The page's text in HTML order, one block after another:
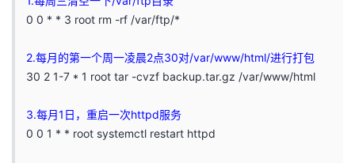
0 0 * * 3 root rm -rf /var/ftp/*
2.每月的第一个周一凌晨2点30对/var/www/html/进行打包
30 2 1-7 * 1 root tar -cvzf backup.tar.gz /var/www/html
3.每月1日，重启一次httpd服务
0 0 1 * * root systemctl restart httpd